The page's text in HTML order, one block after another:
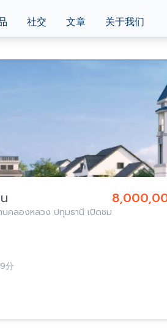
社交 文章 关于我们
คลองหลวง ปทุมธานี เปิดชม
分